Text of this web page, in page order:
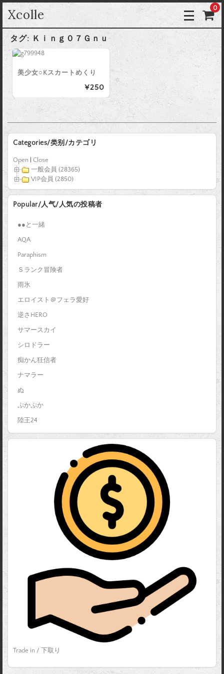
Xcolle 0
タグ: Ｋｉｎｇ０７Ｇｎｕ
美少女○Kスカートめくり
¥250
Categories/类别/カテゴリ
Open
Close
一般会員 (28365)
VIP会員 (2850)
Popular/人气/人気の投稿者
●●と一緒
AQA
Paraphism
Ｓランク冒険者
雨氷
エロイスト＠フェラ愛好
逆さHERO
サマースカイ
シロドラー
痴かん狂信者
ナマラー
ぬ
ぷかぷか
陸王24
Trade in / 下取り